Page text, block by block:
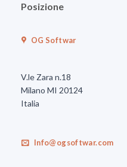
Posizione
OG Softwar
V.le Zara n.18
Milano MI 20124
Italia
Info@ogsoftwar.com